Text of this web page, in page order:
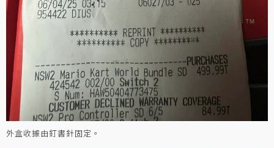
外盒收據由釘書針固定。